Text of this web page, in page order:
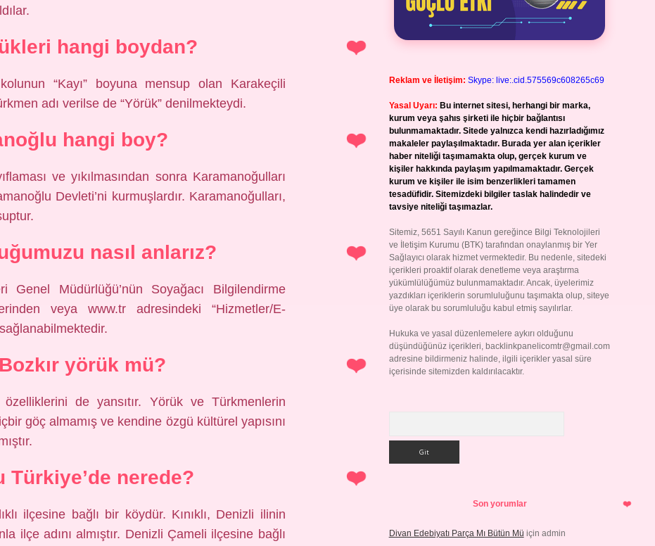
hangi boydan?
“Kayı” boyuna mensup olan Karakeçili
adı verilse de “Yörük” denilmekteydi.
hangi boy?
ve yıkılmasından sonra Karamanoğulları
Devleti’ni kurmuşlardır. Karamanoğulları,
nasıl anlarız?
Genel Müdürlüğü’nün Soyağacı Bilgilendirme
veya www.tr adresindeki “Hizmetler/E-
yörük mü?
özelliklerini de yansıtır. Yörük ve Türkmenlerin
göç almamış ve kendine özgü kültürel yapısını
Türkiye’de nerede?
ilçesine bağlı bir köydür. Kınıklı, Denizli ilinin
ilçe adını almıştır. Denizli Çameli ilçesine bağlı
Reklam ve İletişim: Skype: live:.cid.575569c608265c69
Yasal Uyarı: Bu internet sitesi, herhangi bir marka,
kurum veya şahıs şirketi ile hiçbir bağlantısı
bulunmamaktadır. Sitede yalnızca kendi hazırladığımız
makaleler paylaşılmaktadır. Burada yer alan içerikler
haber niteliği taşımamakta olup, gerçek kurum ve
kişiler hakkında paylaşım yapılmamaktadır. Gerçek
kurum ve kişiler ile isim benzerlikleri tamamen
tesadüfidir. Sitemizdeki bilgiler taslak halindedir ve
tavsiye niteliği taşımazlar.
Sitemiz, 5651 Sayılı Kanun gereğince Bilgi Teknolojileri
ve İletişim Kurumu (BTK) tarafından onaylanmış bir Yer
Sağlayıcı olarak hizmet vermektedir. Bu nedenle, sitedeki
içerikleri proaktif olarak denetleme veya araştırma
yükümlülüğümüz bulunmamaktadır. Ancak, üyelerimiz
yazdıkları içeriklerin sorumluluğunu taşımakta olup, siteye
üye olarak bu sorumluluğu kabul etmiş sayılırlar.
Hukuka ve yasal düzenlemelere aykırı olduğunu
düşündüğünüz içerikleri, backlinkpanelicomtr@gmail.com
adresine bildirmeniz halinde, ilgili içerikler yasal süre
içerisinde sitemizden kaldırılacaktır.
Son yorumlar
Divan Edebiyatı Parça Mı Bütün Mü için admin